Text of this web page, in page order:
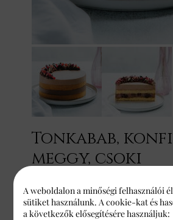
Tonkabab,
meggy, csoki
15.120 Ft
A weboldalon a minőségi felhasználói
sütiket használunk. A cookie-kat és
a következők elősegítésére használjuk: